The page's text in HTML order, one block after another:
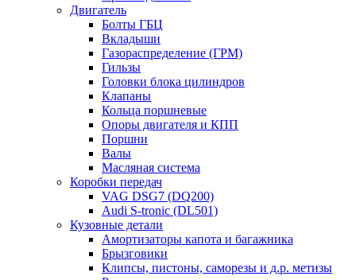
Двигатель
Болты ГБЦ
Вкладыши
Газораспределение (ГРМ)
Гильзы
Головки блока цилиндров
Клапаны
Кольца поршневые
Опоры двигателя и КПП
Поршни
Валы
Масляная система
Коробки передач
VAG DSG7 (DQ200)
Audi S-tronic (DL501)
Кузовные детали
Амортизаторы капота и багажника
Брызговики
Клипсы, пистоны, саморезы и д.р. метизы